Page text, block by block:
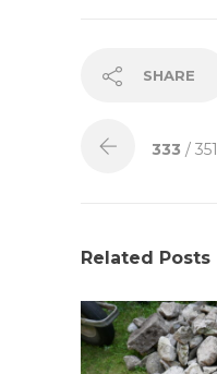
SHARE
333 / 351
Related Posts